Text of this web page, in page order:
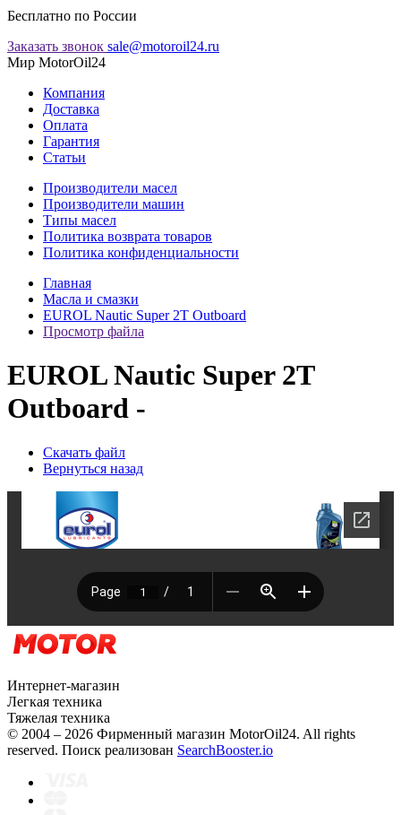
Бесплатно по России
Заказать звонок sale@motoroil24.ru
Мир MotorOil24
Компания
Доставка
Оплата
Гарантия
Статьи
Производители масел
Производители машин
Типы масел
Политика возврата товаров
Политика конфиденциальности
Главная
Масла и смазки
EUROL Nautic Super 2T Outboard
Просмотр файла
EUROL Nautic Super 2T
Outboard -
Скачать файл
Вернуться назад
Интернет-магазин
Легкая техника
Тяжелая техника
© 2004 – 2026 Фирменный магазин MotorOil24. All rights
reserved. Поиск реализован SearchBooster.io